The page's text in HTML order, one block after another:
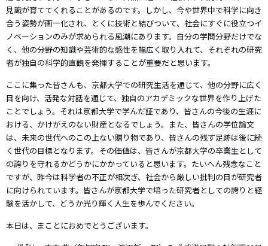
見識が育ててくれることがあるのです。しかし、今や世界中で科学に向き
合う姿勢が画一化され、とくに技術と結びついて、社会にすぐに役立つイ
ノベーションのみが求められる風潮にあります。自分の学問分野だけでな
く、他の分野の知識や芸術的な感性を幅広く取り入れて、それぞれの研究
者が独自の科学的直観を発揮することが重要だと思います。
ここに集った皆さんも、京都大学での研究生活を通じて、他の分野に広く
目を向け、活発な対話を通じて、独自のアカデミックな世界を作り上げた
ことでしょう。それは京都大学で学んだ証であり、皆さんの今後の生涯に
おける、かけがえのない財産となるでしょう。また、皆さんの学位論文
は、未来の世代へのこの上ない贈り物であり、皆さんの残す足跡は後に続
く世代の目標となります。その価値は、皆さんが京都大学の卒業生として
の誇りを守れるかどうかにかかっていると思います。たいへん残念なこと
ですが、昨今は科学者の不正が相次ぎ、社会から厳しい批判の目が研究者
に向けられています。皆さんが京都大学で培った研究者としての誇りと経
験を活かして、どうか光り輝く人生を歩んでください。
本日は、まことにおめでとうございます。